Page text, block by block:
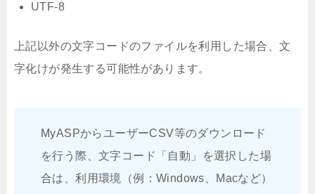
UTF-8
上記以外の文字コードのファイルを利用した場合、文
字化けが発生する可能性があります。
MyASPからユーザーCSV等のダウンロード
を行う際、文字コード「自動」を選択した場
合は、利用環境（例：Windows、Macなど）